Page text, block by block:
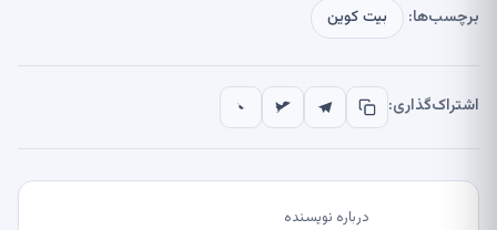
برچسب‌ها: بیت کوین
اشتراک‌گذاری:
درباره نویسنده